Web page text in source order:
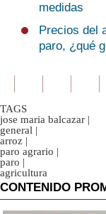
medidas
Precios del
paro, ¿qué
TAGS
jose maria balcazar |
general |
arroz |
paro agrario |
paro |
agricultura